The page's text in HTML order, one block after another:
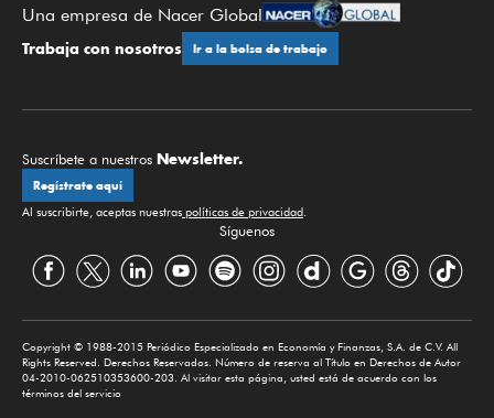
Una empresa de Nacer Global
Trabaja con nosotros Ir a la bolsa de trabajo
Suscríbete a nuestros Newsletter.
Regístrate aquí
Al suscribirte, aceptas nuestras políticas de privacidad.
Síguenos
Copyright © 1988-2015 Periódico Especializado en Economía y Finanzas, S.A. de C.V. All
Rights Reserved. Derechos Reservados. Número de reserva al Título en Derechos de Autor
04-2010-062510353600-203. Al visitar esta página, usted está de acuerdo con los
términos del servicio